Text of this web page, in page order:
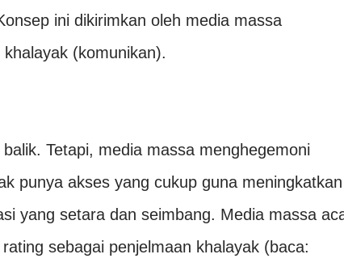
ini dikirimkan oleh media massa
(komunikan).
Tetapi, media massa menghegemoni
punya akses yang cukup guna meningkatkan
yang setara dan seimbang. Media massa
sebagai penjelmaan khalayak (baca: